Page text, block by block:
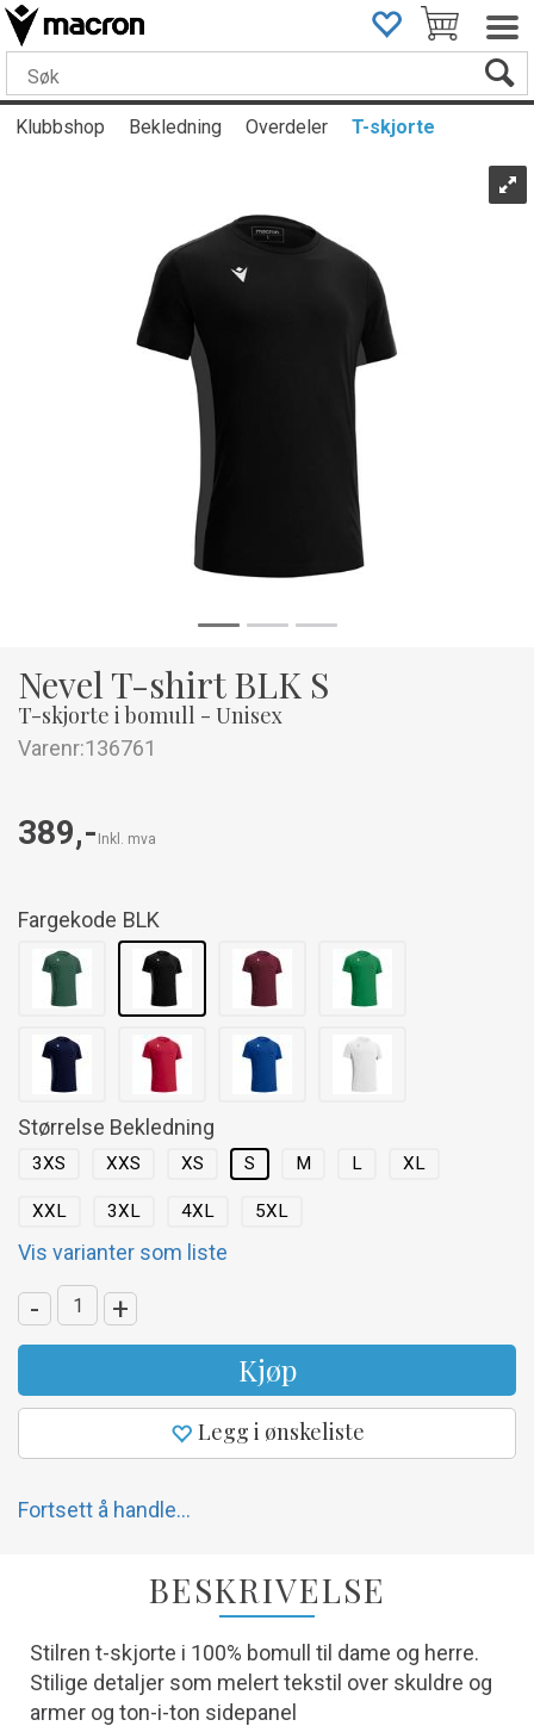
Klubbshop Bekledning Overdeler T-skjorte
Nevel T-shirt BLK S
T-skjorte i bomull - Unisex
Varenr:136761
389,- Inkl. mva
Fargekode BLK
Størrelse Bekledning
3XS XXS XS S M L XL
XXL 3XL 4XL 5XL
Vis varianter som liste
- +
Kjøp
Legg i ønskeliste
Fortsett å handle...
BESKRIVELSE
Stilren t-skjorte i 100% bomull til dame og herre.
Stilige detaljer som melert tekstil over skuldre og
armer og ton-i-ton sidepanel